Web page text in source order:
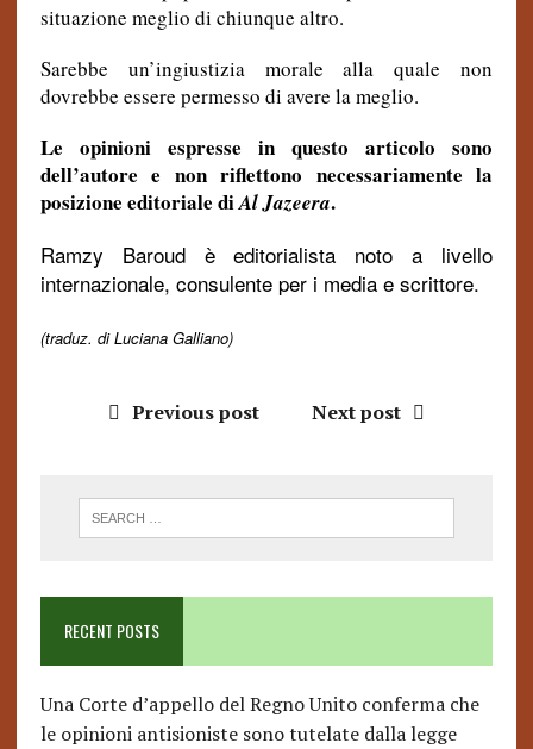
situazione meglio di chiunque altro.
Sarebbe un’ingiustizia morale alla quale non
dovrebbe essere permesso di avere la meglio.
Le opinioni espresse in questo articolo sono
dell’autore e non riflettono necessariamente la
posizione editoriale diAl Jazeera.
Ramzy Baroud è editorialista noto a livello
internazionale, consulente per i media e scrittore.
(traduz. di Luciana Galliano)
Previous post Next post
RECENT POSTS
Una Corte d’appello del Regno Unito conferma che
le opinioni antisioniste sono tutelate dalla legge